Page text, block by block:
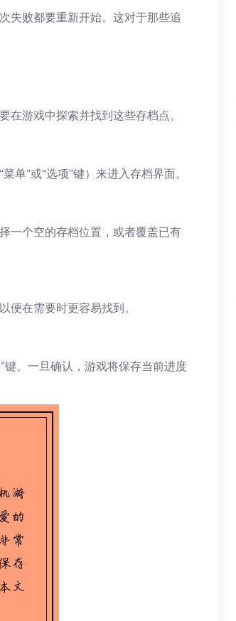
失败都要重新开始。这对于那些追
游戏中探索并找到这些存档点。
单”或“选项”键）来进入存档界面。
一个空的存档位置，或者覆盖已有
便在需要时更容易找到。
键。一旦确认，游戏将保存当前进度